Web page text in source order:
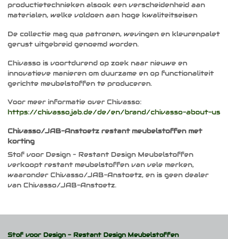
productietechnieken alsook een verscheidenheid aan
materialen, welke voldoen aan hoge kwaliteitseisen
De collectie mag qua patronen, wevingen en kleurenpalet
gerust uitgebreid genoemd worden.
Chivasso is voortdurend op zoek naar nieuwe en
innovatieve manieren om duurzame en op functionaliteit
gerichte meubelstoffen te produceren.
Voor meer informatie over Chivasso:
https://chivasso.jab.de/de/en/brand/chivasso-about-us
Chivasso/JAB-Anstoetz restant meubelstoffen met
korting
Stof voor Design – Restant Design Meubelstoffen
verkoopt restant meubelstoffen van vele merken,
waaronder Chivasso/JAB-Anstoetz, en is geen dealer
van Chivasso/JAB-Anstoetz.
Stof voor Design - Restant Design Meubelstoffen